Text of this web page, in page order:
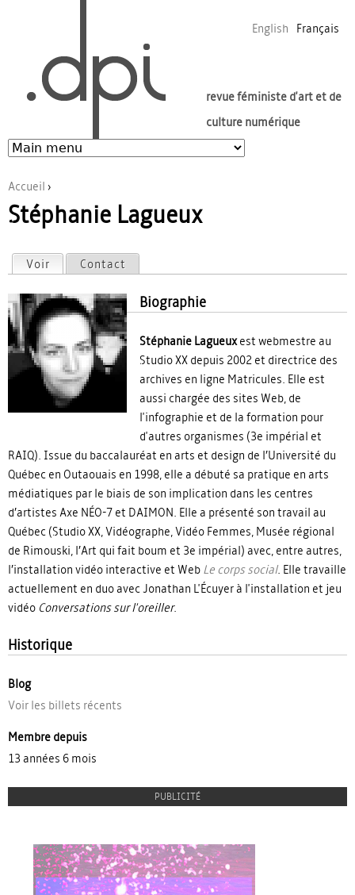
English
Français
revue féministe d'art et de
culture numérique
Vous êtes ici
Accueil ›
Stéphanie Lagueux
Onglets principaux
Voir (onglet actif)
Contact
Biographie
Stéphanie Lagueuxest webmestre au
Studio XX depuis 2002 et directrice des
archives en ligne Matricules. Elle est
aussi chargée des sites Web, de
l'infographie et de la formation pour
d'autres organismes (3e impérial et
RAIQ). Issue du baccalauréat en arts et design de l’Université du
Québec en Outaouais en 1998, elle a débuté sa pratique en arts
médiatiques par le biais de son implication dans les centres
d’artistes Axe NÉO-7 et DAIMON. Elle a présenté son travail au
Québec (Studio XX, Vidéographe, Vidéo Femmes, Musée régional
de Rimouski, l’Art qui fait boum et 3e impérial) avec, entre autres,
l’installation vidéo interactive et Web Le corps social. Elle travaille
actuellement en duo avec Jonathan L'Écuyer à l'installation et jeu
vidéo Conversations sur l'oreiller.
Historique
Blog
Voir les billets récents
Membre depuis
13 années 6 mois
PUBLICITÉ
proulx_jessicamaccormack2015-